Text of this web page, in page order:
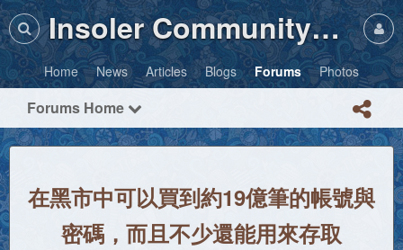
Insoler Community・Photos
Home News Articles Blogs Forums Photos
Forums Home
在黑市中可以買到約19億筆的帳號與
密碼，而且不少還能用來存取